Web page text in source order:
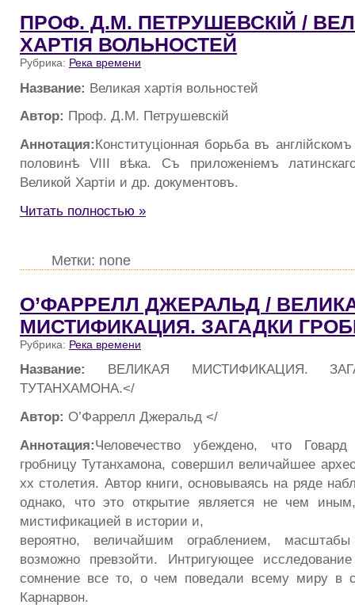
ПРОФ. Д.М. ПЕТРУШЕВСКIЙ /
ХАРТIЯ ВОЛЬНОСТЕЙ
Рубрика: Река времени
Название: Великая хартiя вольностей
Автор: Проф. Д.М. Петрушевскiй
Аннотация:Конституцiонная борьба въ
половинѣ VIII вѣка. Съ приложенiемъ
Великой Хартiи и др. документовъ.
Читать полностью »
Метки: none
О’ФАРРЕЛЛ ДЖЕРАЛЬД /
МИСТИФИКАЦИЯ. ЗАГАДКИ
Рубрика: Река времени
Название: ВЕЛИКАЯ МИСТИФИКАЦИЯ.
ТУТАНХАМОНА.</
Автор: О’Фаррелл Джеральд </
Аннотация:Человечество убеждено, что
гробницу Тутанхамона, совершил величайшее
хх столетия. Автор книги, основываясь на ряде
однако, что это открытие является не чем
мистификацией в истории и,
вероятно, величайшим ограблением,
возможно превзойти. Интригующее
сомнение все то, о чем поведали всему миру в
Карнарвон.